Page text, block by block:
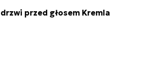
przed głosem Kremla